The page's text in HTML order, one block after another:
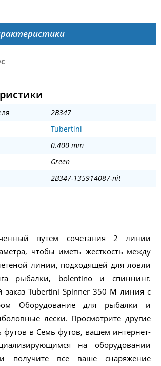
2B347
Tubertini
0.400 mm
Green
2B347-135914087-nit
путем сочетания 2 линии
чтобы иметь жесткость между
линии, подходящей для ловли
рыбалки, bolentino и спиннинг.
заказ Tubertini Spinner 350 M линия с
Оборудование для рыбалки и
лески. Просмотрите другие
футов в Семь футов, вашем интернет-
на оборудовании
получите все ваше снаряжение